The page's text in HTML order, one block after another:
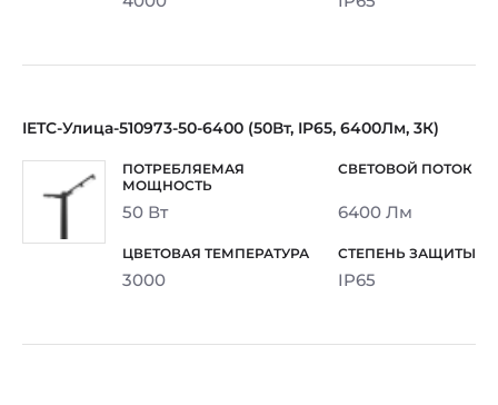
IETC-Улица-510973-50-6400 (50Вт, IP65, 6400Лм, 3К)
50 Вт 6400 Лм
3000 IP65